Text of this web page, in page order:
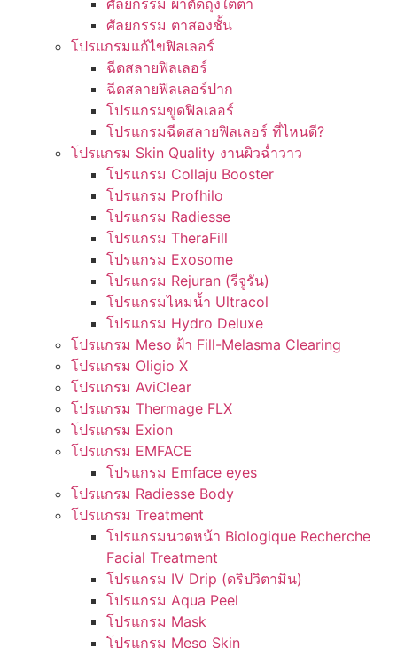
ศัลยกรรม ผ่าตัดถุงใต้ตา
ศัลยกรรม ตาสองชั้น
โปรแกรมแก้ไขฟิลเลอร์
ฉีดสลายฟิลเลอร์
ฉีดสลายฟิลเลอร์ปาก
โปรแกรมขูดฟิลเลอร์
โปรแกรมฉีดสลายฟิลเลอร์ ที่ไหนดี?
โปรแกรม Skin Quality งานผิวฉ่ำวาว
โปรแกรม Collaju Booster
โปรแกรม Profhilo
โปรแกรม Radiesse
โปรแกรม TheraFill
โปรแกรม Exosome
โปรแกรม Rejuran (รีจูรัน)
โปรแกรมไหมน้ำ Ultracol
โปรแกรม Hydro Deluxe
โปรแกรม Meso ฝ้า Fill-Melasma Clearing
โปรแกรม Oligio X
โปรแกรม AviClear
โปรแกรม Thermage FLX
โปรแกรม Exion
โปรแกรม EMFACE
โปรแกรม Emface eyes
โปรแกรม Radiesse Body
โปรแกรม Treatment
โปรแกรมนวดหน้า Biologique Recherche
Facial Treatment
โปรแกรม IV Drip (ดริปวิตามิน)
โปรแกรม Aqua Peel
โปรแกรม Mask
โปรแกรม Meso Skin